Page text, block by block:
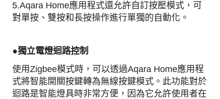
5.Aqara Home應用程式還允許自訂按壓模式，可
對單按、雙按和長按操作進行單獨的自動化。
●獨立電燈迴路控制
使用Zigbee模式時，可以透過Aqara Home應用程
式將智能開關按鍵轉為無線按鍵模式。此功能對於
迴路是智能燈具時非常方便，因為它允許使用者在